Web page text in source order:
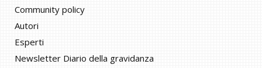
Community policy
Autori
Esperti
Newsletter Diario della gravidanza